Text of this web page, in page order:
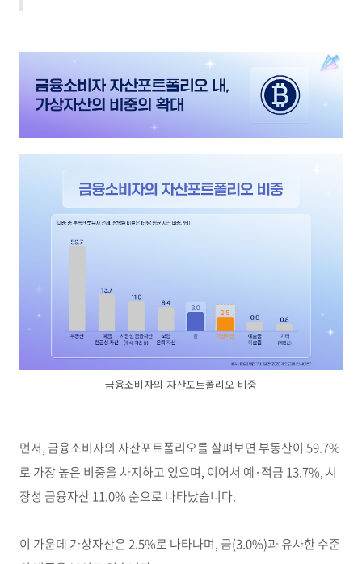
금융소비자의 자산포트폴리오 비중
먼저, 금융소비자의 자산포트폴리오를 살펴보면 부동산이 59.7%
로 가장 높은 비중을 차지하고 있으며, 이어서 예·적금 13.7%, 시
장성 금융자산 11.0% 순으로 나타났습니다.
이 가운데 가상자산은 2.5%로 나타나며, 금(3.0%)과 유사한 수준